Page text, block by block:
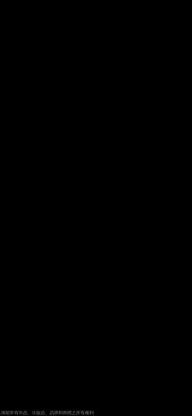
保留所有作品、出版品、品牌和商標之所有權利